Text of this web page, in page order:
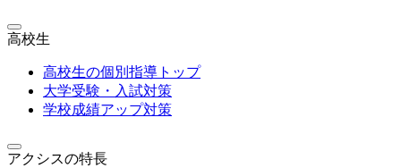
高校生
高校生の個別指導トップ
大学受験・入試対策
学校成績アップ対策
アクシスの特長